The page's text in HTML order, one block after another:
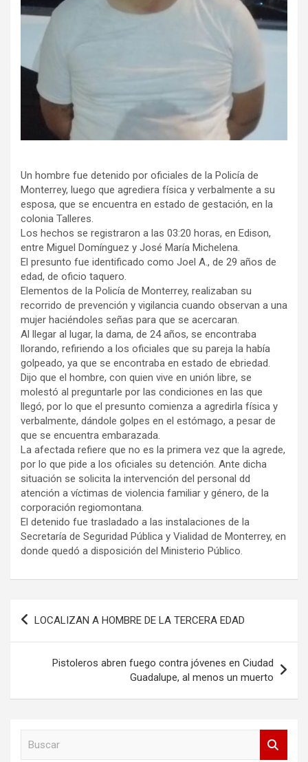
Un hombre fue detenido por oficiales de la Policía de
Monterrey, luego que agrediera física y verbalmente a su
esposa, que se encuentra en estado de gestación, en la
colonia Talleres.
Los hechos se registraron a las 03:20 horas, en Edison,
entre Miguel Domínguez y José María Michelena.
El presunto fue identificado como Joel A., de 29 años de
edad, de oficio taquero.
Elementos de la Policía de Monterrey, realizaban su
recorrido de prevención y vigilancia cuando observan a una
mujer haciéndoles señas para que se acercaran.
Al llegar al lugar, la dama, de 24 años, se encontraba
llorando, refiriendo a los oficiales que su pareja la había
golpeado, ya que se encontraba en estado de ebriedad.
Dijo que el hombre, con quien vive en unión libre, se
molestó al preguntarle por las condiciones en las que
llegó, por lo que el presunto comienza a agredirla física y
verbalmente, dándole golpes en el estómago, a pesar de
que se encuentra embarazada.
La afectada refiere que no es la primera vez que la agrede,
por lo que pide a los oficiales su detención. Ante dicha
situación se solicita la intervención del personal dd
atención a víctimas de violencia familiar y género, de la
corporación regiomontana.
El detenido fue trasladado a las instalaciones de la
Secretaría de Seguridad Pública y Vialidad de Monterrey, en
donde quedó a disposición del Ministerio Público.
Navegación
entradas
LOCALIZAN A HOMBRE DE LA TERCERA EDAD
Pistoleros abren fuego contra jóvenes en Ciudad
Guadalupe, al menos un muerto